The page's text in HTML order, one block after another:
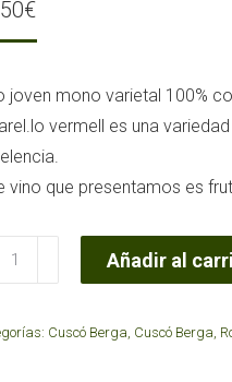
€
joven mono varietal 100%
vermell es una
vino que presentamos es
Añadir al
Cuscó Berga, Cuscó Berga,